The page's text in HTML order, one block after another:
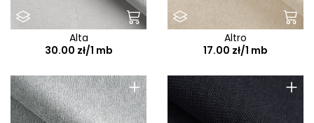
Alta
30.00 zł/1 mb
Altro
17.00 zł/1 mb
+ +